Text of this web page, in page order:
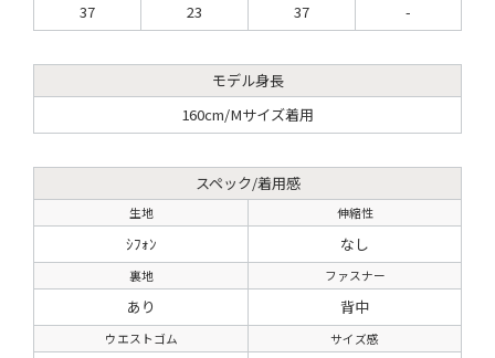
37 23 37 -
モデル身長
160cm/Mサイズ着用
スペック/着用感
生地 伸縮性
ｼﾌｫﾝ なし
裏地 ファスナー
あり 背中
ウエストゴム サイズ感